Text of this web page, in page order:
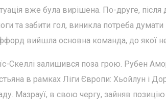
вже була вирішена. По-друге,
та забити гол, виникла потреба
вийшла основна команда, до якої
Скеллі залишився поза грою. Рубен
в рамках Ліги Європи: Хьойлун і
Мазрауї, в свою чергу, зайняв